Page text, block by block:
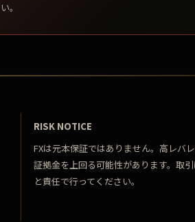
い。
RISK NOTICE
FXは元本保証ではありません。高レバ
証拠金を上回る可能性があります。取
と責任で行ってください。